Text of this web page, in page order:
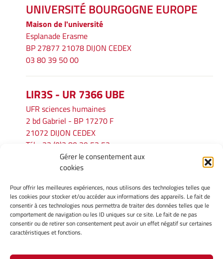
Gérer le consentement aux
cookies
Pour offrir les meilleures expériences, nous utilisons des technologies telles que
les cookies pour stocker et/ou accéder aux informations des appareils. Le fait de
consentir à ces technologies nous permettra de traiter des données telles que le
comportement de navigation ou les ID uniques sur ce site. Le fait de ne pas
consentir ou de retirer son consentement peut avoir un effet négatif sur certaines
caractéristiques et fonctions.
UNIVERSITÉ BOURGOGNE EUROPE
Maison de l'université
Esplanade Erasme
BP 27877 21078 DIJON CEDEX
03 80 39 50 00
LIR3S - UR 7366 UBE
UFR sciences humaines
2 bd Gabriel - BP 17270 F
21072 DIJON CEDEX
Tél. : 33 (0)3 80 39 53 52
lir3s@u-bourgogne.fr
INFORMATIONS LÉGALES
Mentions légales
Gérer mes cookies
Politique de cookies
Avertissement